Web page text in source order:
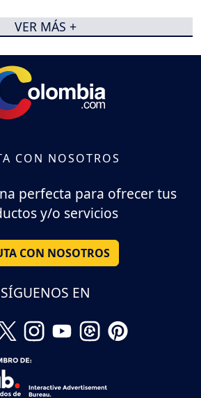
VER MÁS +
CON NOSOTROS
perfecta para ofrecer tus
y/o servicios
CON NOSOTROS
SÍGUENOS EN